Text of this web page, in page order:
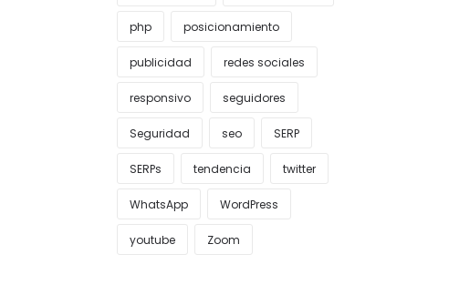
php posicionamiento
publicidad redes sociales
responsivo seguidores
Seguridad seo SERP
SERPs tendencia twitter
WhatsApp WordPress
youtube Zoom